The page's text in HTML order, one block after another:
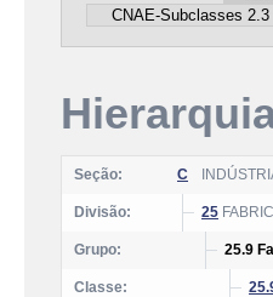
Seção: C
Divisão: 25
Grupo: 25.9
Classe: